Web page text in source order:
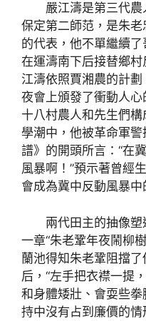
嚴江濤是第三代
保定第二師范，是朱老
的代表，他不單繼續
在運濤南下后接替鄉村
江濤依照賈湘農的計劃
夜會上頒發了衝動人
十八村農人和先生們
學潮中，他被革命軍
譜》的開頭所言：“在
風暴啊！”預示著曾經
會成為冀中反動風暴中
兩代田主的抽像
一章“朱老鞏年夜鬧柳
蘭池得知朱老鞏阻擋
后，“左手把衣襟一提
和身體矮壯、會耍些
持中沒有占到廉價的